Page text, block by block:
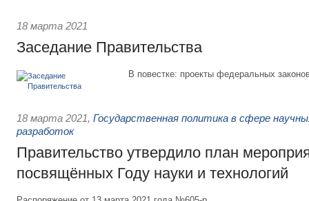
18 марта 2021
Заседание Правительства
В повестке: проекты федеральных
18 марта 2021, Государственная политика в сфере
разработок
Правительство утвердило план
посвящённых Году науки и технологий